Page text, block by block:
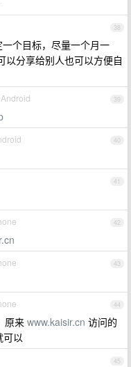
38
个目标，尽量一个月一
以分享给别人也可以方便自
39
40
41
42
43
44
原来 www.kaisir.cn 访问的
可以
45